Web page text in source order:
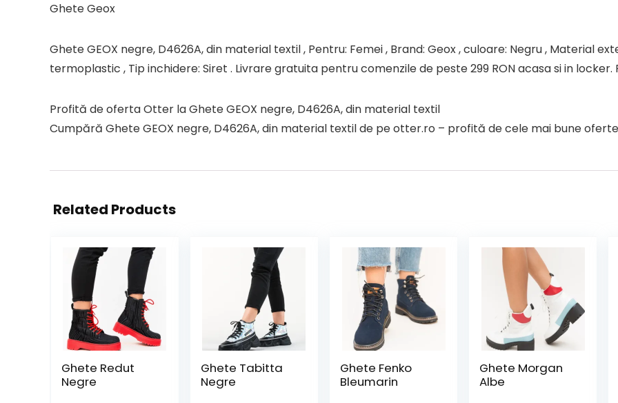
Ghete Geox
Ghete GEOX negre, D4626A, din material textil , Pentru: Femei , Brand: Geox , culoare: Negru , Material
termoplastic , Tip inchidere: Siret . Livrare gratuita pentru comenzile de peste 299 RON acasa si in
Profită de oferta Otter la Ghete GEOX negre, D4626A, din material textil
Cumpără Ghete GEOX negre, D4626A, din material textil de pe otter.ro – profită de cele mai bune
Related Products
Ghete Redut
Negre
Ghete Tabitta
Negre
Ghete Fenko
Bleumarin
Ghete Morgan
Albe